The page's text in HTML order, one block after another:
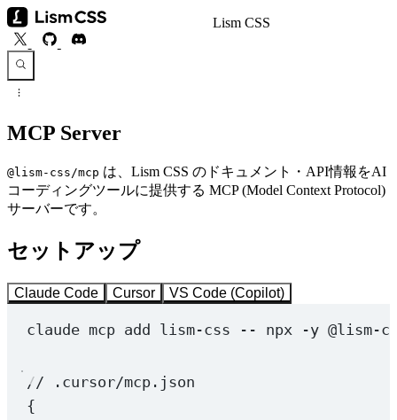
Lism CSS
MCP Server
@lism-css/mcp は、Lism CSS のドキュメント・API情報をAI
コーディングツールに提供する MCP (Model Context Protocol)
サーバーです。
セットアップ
Claude Code Cursor VS Code (Copilot)
claude mcp add lism-css -- npx -y @lism-
// .cursor/mcp.json
{